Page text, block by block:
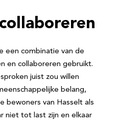
een combinatie van de
en collaboreren gebruikt.
juist zou willen
belang,
bewoners van Hasselt als
niet tot last zijn en elkaar